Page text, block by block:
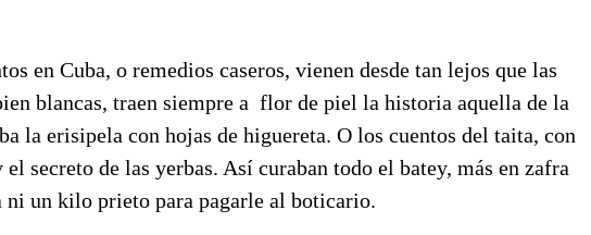
en Cuba, o remedios caseros, vienen desde tan lejos que las
blancas, traen siempre a flor de piel la historia aquella de la
la erisipela con hojas de higuereta. O los cuentos del taita, con
secreto de las yerbas. Así curaban todo el batey, más en zafra
ni un kilo prieto para pagarle al boticario.